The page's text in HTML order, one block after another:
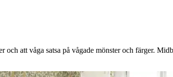
att våga satsa på vågade mönster och färger.